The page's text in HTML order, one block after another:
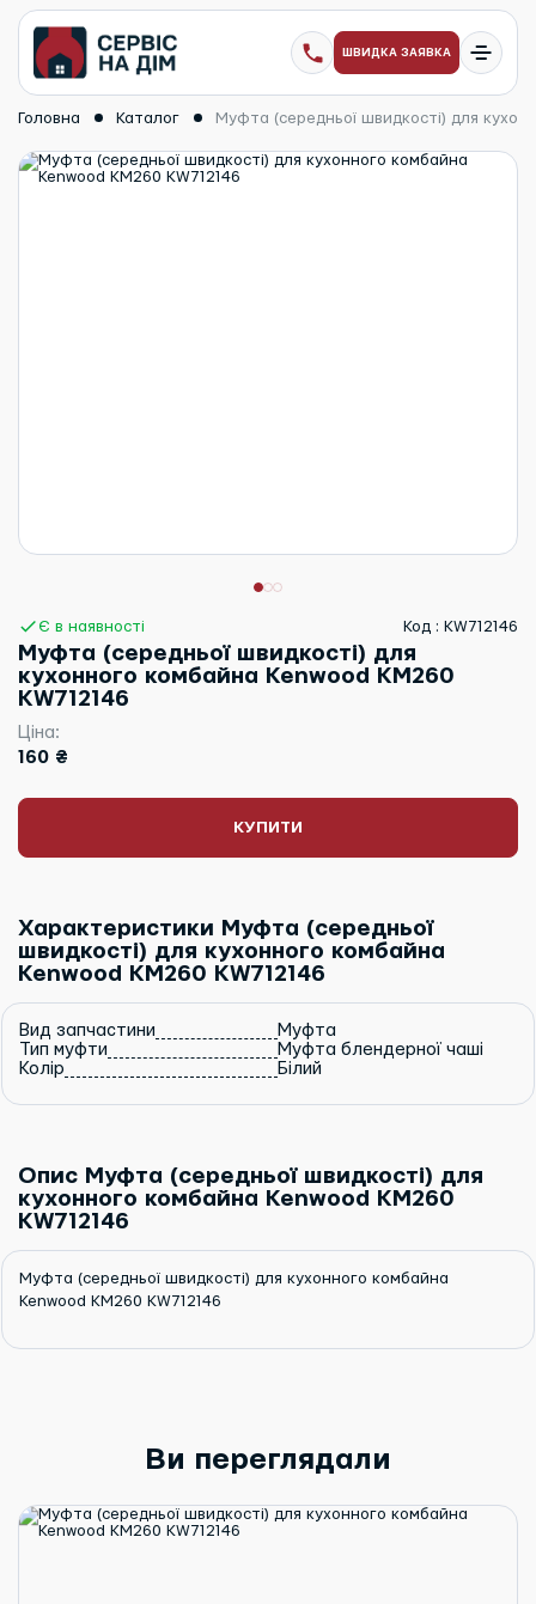
ШВИДКА ЗАЯВКА
Головна Каталог Муфта (середньої швидкості) для
Є в наявності Код : KW712146
Муфта (середньої швидкості) для
кухонного комбайна Kenwood KM260
KW712146
Ціна:
160 ₴
КУПИТИ
Характеристики Муфта (середньої
швидкості) для кухонного комбайна
Kenwood KM260 KW712146
Вид запчастини
Муфта
Тип муфти
Муфта блендерної чаші
Колір
Білий
Опис Муфта (середньої швидкості) для
кухонного комбайна Kenwood KM260
KW712146
Муфта (середньої швидкості) для кухонного комбайна
Kenwood KM260 KW712146
Ви переглядали